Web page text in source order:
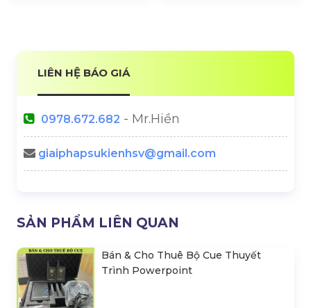
LIÊN HỆ BÁO GIÁ
0978.672.682 - Mr.Hiền
giaiphapsukienhsv@gmail.com
SẢN PHẨM LIÊN QUAN
Bán & Cho Thuê Bộ Cue Thuyết
Trình Powerpoint